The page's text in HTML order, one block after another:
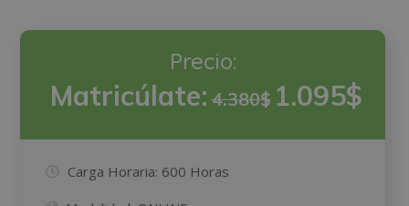
Precio:
Matricúlate:4.380$ 1.095$
Carga Horaria: 600 Horas